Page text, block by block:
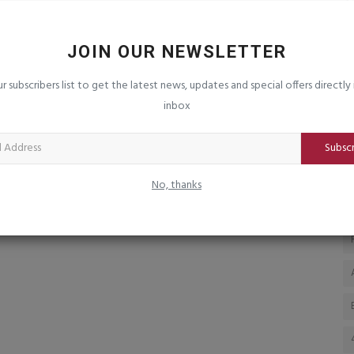
JOIN OUR NEWSLETTER
subscribers list to get the latest news, updates and special offers directly
inbox
No, thanks
નામ
રાજ્યભરમાં ભેળસેળીયા તત્વો સામે દરોડા : ૧
saurashtrabhoomi Aug 8, 2026 0